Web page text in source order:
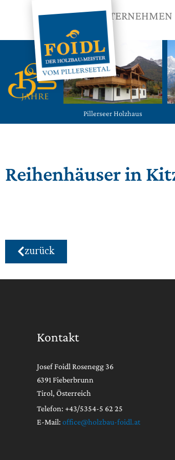
UNTERNEHMEN
Pillerseer Holzhaus
Reihenhäuser in
zurück
Kontakt
Josef Foidl Rosenegg 36
6391 Fieberbrunn
Tirol, Österreich
Telefon: +43/5354-5 62 25
E-Mail: office@holzbau-foidl.at